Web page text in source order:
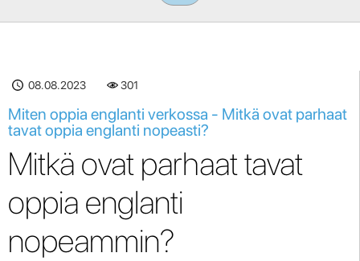
08.08.2023 301
Miten oppia englanti verkossa - Mitkä ovat parhaat
tavat oppia englanti nopeasti?
Mitkä ovat parhaat tavat
oppia englanti
nopeammin?